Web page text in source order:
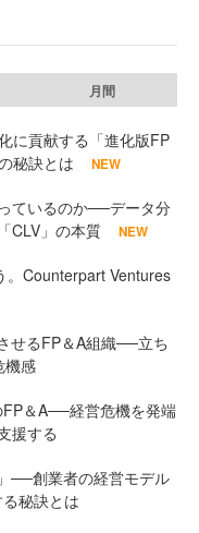
月間
に貢献する「進化版FP
秘訣とは
NEW
ているのか──データ分
CLV」の本質
NEW
。Counterpart Ventures
せるFP＆A組織──立ち
機感
FP＆A──経営危機を発端
援する
──創業者の経営モデル
秘訣とは